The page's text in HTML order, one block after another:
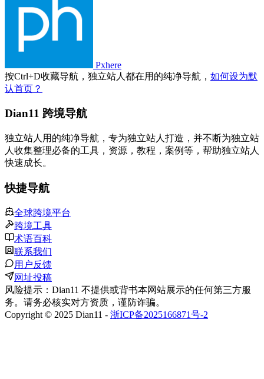
Pxhere
按Ctrl+D收藏导航，独立站人都在用的纯净导航， 如何设为默
认首页？
Dian11 跨境导航
独立站人用的纯净导航，专为独立站人打造，并不断为独立站
人收集整理必备的工具，资源，教程，案例等，帮助独立站人
快速成长。
快捷导航
全球跨境平台
跨境工具
术语百科
联系我们
用户反馈
网址投稿
风险提示：Dian11 不提供或背书本网站展示的任何第三方服
务。请务必核实对方资质，谨防诈骗。
Copyright © 2025 Dian11 - 浙ICP备2025166871号-2